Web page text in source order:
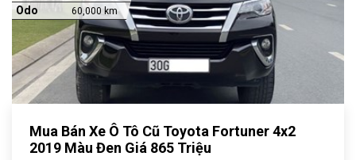
Odo 60,000 km
Mua Bán Xe Ô Tô Cũ Toyota Fortuner 4x2
2019 Màu Đen Giá 865 Triệu